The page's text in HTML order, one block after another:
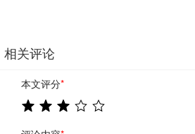
相关评论
本文评分*